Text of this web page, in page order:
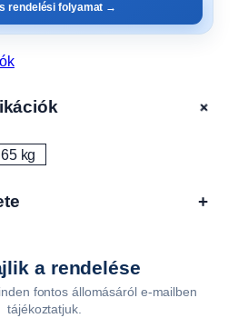
rendelési folyamat →
+
Érték
kg
+
a rendelése
fontos állomásáról e-mailben
tájékoztatjuk.